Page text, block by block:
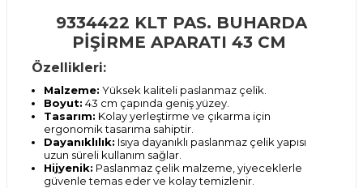
9334422 KLT PAS. BUHARDA
PİŞİRME APARATI 43 CM
Özellikleri:
Malzeme: Yüksek kaliteli paslanmaz çelik.
Boyut: 43 cm çapında geniş yüzey.
Tasarım: Kolay yerleştirme ve çıkarma için
ergonomik tasarıma sahiptir.
Dayanıklılık: Isıya dayanıklı paslanmaz çelik yapısı
uzun süreli kullanım sağlar.
Hijyenik: Paslanmaz çelik malzeme, yiyeceklerle
güvenle temas eder ve kolay temizlenir.